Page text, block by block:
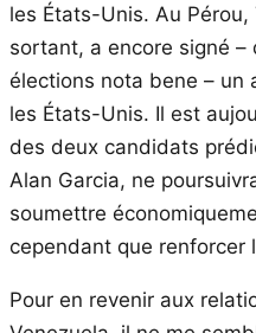
les États-Unis. Au
sortant, a encore signé –
élections nota bene – un
les États-Unis. Il est
des deux candidats
Alan Garcia, ne
soumettre
cependant que renforcer
Pour en revenir aux